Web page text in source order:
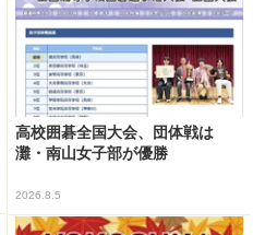
高校囲碁全国大会、団体戦は
灘・南山女子部が優勝
2026.8.5